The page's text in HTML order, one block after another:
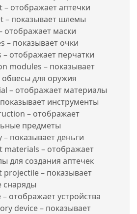
– отображает аптечки
– показывает шлемы
отображает маски
– показывает очки
– отображает перчатки
modules – показывает
для оружия
– отображает материалы
инструменты
– отображает
предметы
– показывает деньги
materials – отображает
для создания аптечек
projectile – показывает
снаряды
– отображает устройства
device – показывает